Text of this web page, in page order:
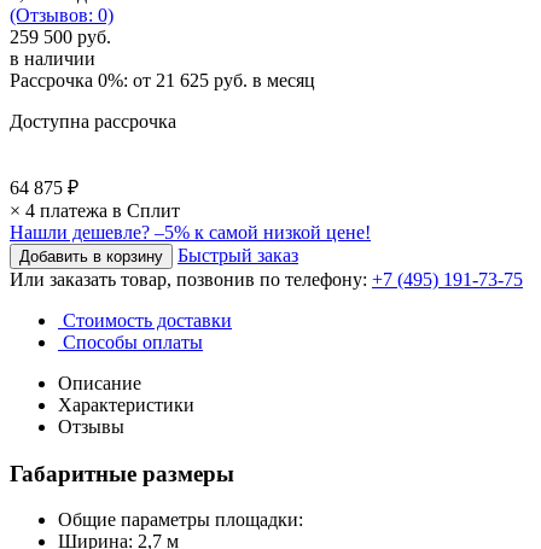
(Отзывов: 0)
259 500 руб.
в наличии
Рассрочка 0%: от 21 625 руб. в месяц
Доступна рассрочка
64 875 ₽
× 4 платежа в Сплит
Нашли дешевле? –5% к самой низкой цене!
Быстрый заказ
Или заказать товар, позвонив по телефону: +7 (495) 191-73-75
Стоимость доставки
Способы оплаты
Описание
Характеристики
Отзывы
Габаритные размеры
Общие параметры площадки:
Ширина: 2,7 м